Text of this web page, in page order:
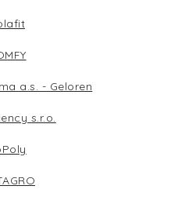
a.s. - Geloren
s.r.o.